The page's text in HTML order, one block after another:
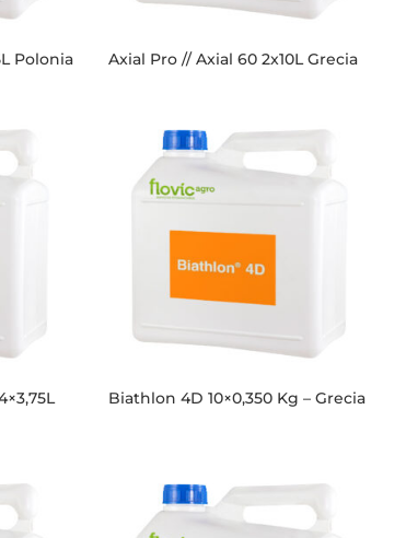
Polonia Axial Pro // Axial 60 2x10L Grecia
Biathlon 4D 10×0,350 Kg – Grecia